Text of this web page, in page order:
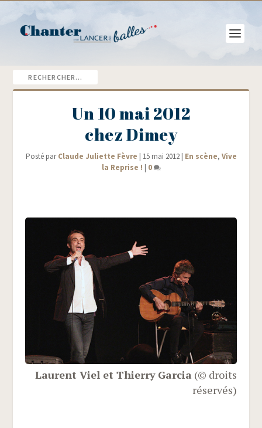
Un 10 mai 2012
chez Dimey
Posté parClaude Juliette Fèvre | 15 mai 2012| En scène, Vive
la Reprise ! | 0
Laurent Viel et Thier­ry Gar­cia (© droits
réservés)